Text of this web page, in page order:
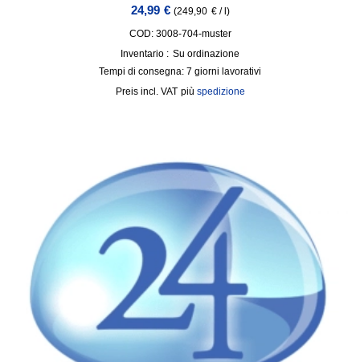
24,99 € (249,90 €/l)
COD: 3008-704-muster
Inventario : Su ordinazione
Tempi di consegna: 7 giorni lavorativi
incl. VAT più spedizione